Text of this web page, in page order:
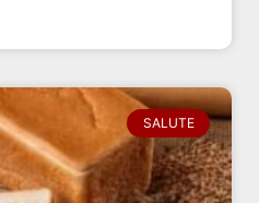
SALUTE